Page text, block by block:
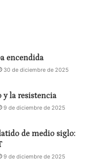
encendida
30 de diciembre de 2025
y la resistencia
9 de diciembre de 2025
de medio siglo:
9 de diciembre de 2025